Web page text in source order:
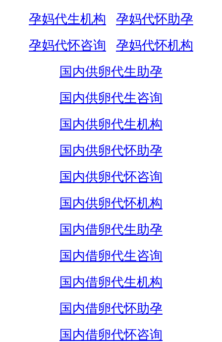
孕妈代生机构
孕妈代怀助孕
孕妈代怀咨询
孕妈代怀机构
国内供卵代生助孕
国内供卵代生咨询
国内供卵代生机构
国内供卵代怀助孕
国内供卵代怀咨询
国内供卵代怀机构
国内借卵代生助孕
国内借卵代生咨询
国内借卵代生机构
国内借卵代怀助孕
国内借卵代怀咨询